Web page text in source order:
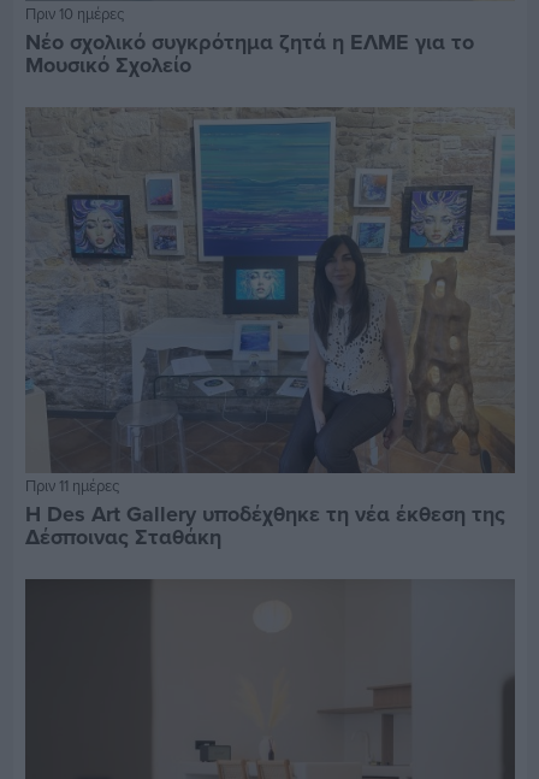
Πριν 10 ημέρες
Νέο σχολικό συγκρότημα ζητά η ΕΛΜΕ για το
Μουσικό Σχολείο
Πριν 11 ημέρες
Η Des Art Gallery υποδέχθηκε τη νέα έκθεση της
Δέσποινας Σταθάκη